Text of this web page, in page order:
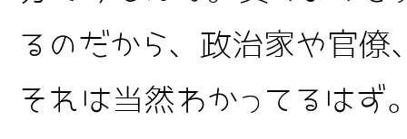
るのだから、政治家や官
それは当然わかってるはず